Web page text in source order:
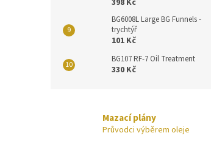
BG6008L Large BG Funnels -
trychtýř
101 Kč
BG107 RF-7 Oil Treatment
330 Kč
Mazací plány
Průvodci výběrem oleje